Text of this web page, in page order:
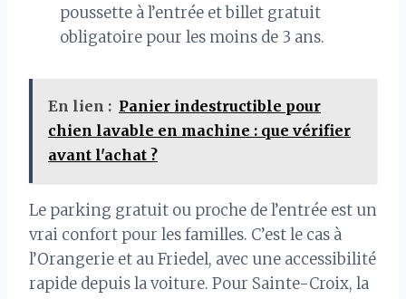
poussette à l’entrée et billet gratuit
obligatoire pour les moins de 3 ans.
En lien : Panier indestructible pour
chien lavable en machine : que vérifier
avant l'achat ?
Le parking gratuit ou proche de l’entrée est un
vrai confort pour les familles. C’est le cas à
l’Orangerie et au Friedel, avec une accessibilité
rapide depuis la voiture. Pour Sainte-Croix, la